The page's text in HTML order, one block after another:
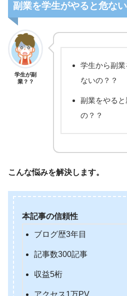
副業を学生がやると危な
学生が副
業？？
学生から副
ないの？？
副業をやる
の？？
こんな悩みを解決します。
本記事の信頼性
ブログ歴3年目
記事数300記事
収益5桁
アクセス1万PV